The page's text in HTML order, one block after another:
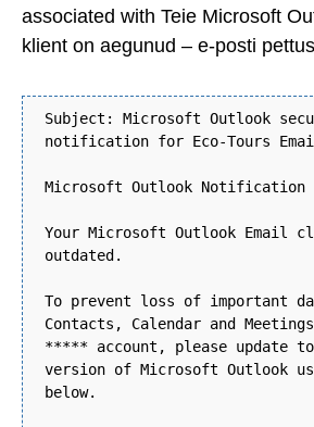
associated with Teie Microsoft
klient on aegunud – e-posti
Subject: Microsoft Outlook
notification for Eco-Tours
Microsoft Outlook Notification
Your Microsoft Outlook Email
outdated.
To prevent loss of important
Contacts, Calendar and
***** account, please update
version of Microsoft Outlook
below.